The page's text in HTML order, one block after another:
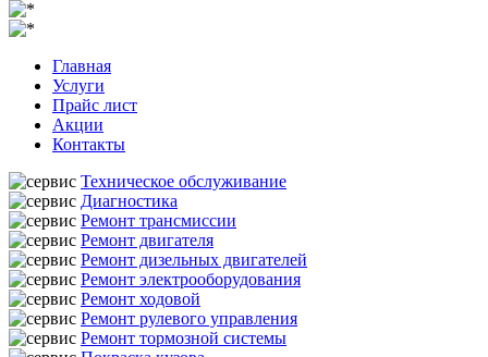
Главная
Услуги
Прайс лист
Акции
Контакты
Техническое обслуживание
Диагностика
Ремонт трансмиссии
Ремонт двигателя
Ремонт дизельных двигателей
Ремонт электрооборудования
Ремонт ходовой
Ремонт рулевого управления
Ремонт тормозной системы